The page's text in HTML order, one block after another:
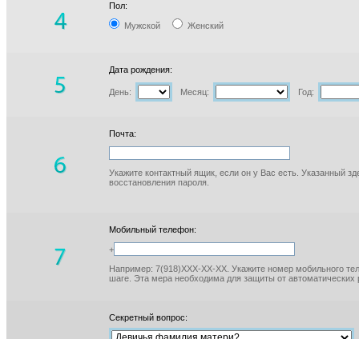
Пол:
Мужской Женский
Дата рождения:
День: Месяц: Год:
Почта:
Укажите контактный ящик, если он у Вас есть. Указанный
восстановления пароля.
Мобильный телефон:
+
Например: 7(918)XXX-XX-XX. Укажите номер мобильного
шаге. Эта мера необходима для защиты от автоматических
Секретный вопрос: